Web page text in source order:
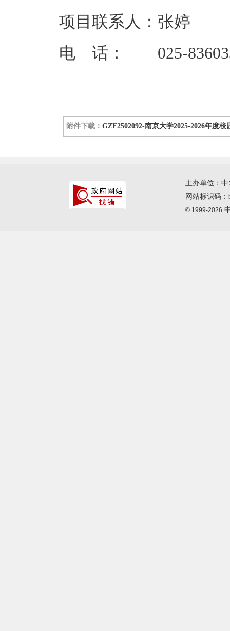
项目联系人：张婷
电 话： 025-
附件下载： GZF2502092-南京大学2025-2026年度
主办单位：
网站标识码：
© 1999-2026